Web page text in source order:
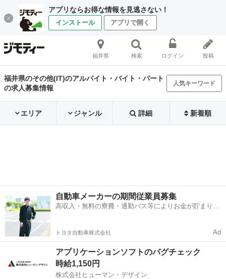
アプリならお得な情報を見逃さない！
インストール アプリで開く
福井県 検索 ログイン 投稿
福井県のその他(IT)のアルバイト・バイト・パート
の求人募集情報
人気キーワード
エリア ジャンル 詳細 新着順
自動車メーカーの期間従業員募集
高収入・無料の寮費・通勤バス等によりお金が貯まりや
トヨタ自動車株式会社 Ad
アプリケーションソフトのバグチェック
時給1,150円
株式会社ヒューマン・デザイン